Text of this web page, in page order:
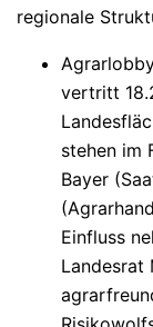
regionale
vertritt
stehen im
Bayer
Einfluss
Landesrat